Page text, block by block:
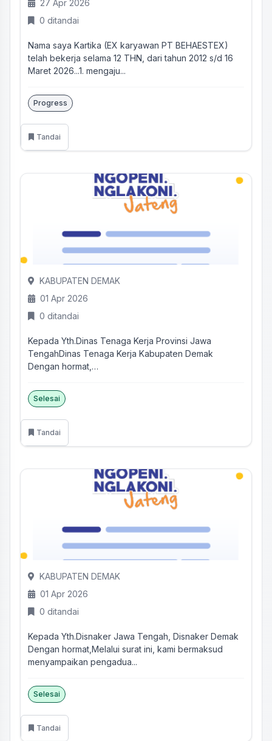
27 Apr 2026
0 ditandai
Nama saya Kartika (EX karyawan PT BEHAESTEX)
telah bekerja selama 12 THN, dari tahun 2012 s/d 16
Maret 2026...1. mengaju...
Progress
Tandai
KABUPATEN DEMAK
01 Apr 2026
0 ditandai
Kepada Yth.Dinas Tenaga Kerja Provinsi Jawa
TengahDinas Tenaga Kerja Kabupaten Demak
Dengan hormat,
Selesai
Tandai
KABUPATEN DEMAK
01 Apr 2026
0 ditandai
Kepada Yth.Disnaker Jawa Tengah, Disnaker Demak
Dengan hormat,Melalui surat ini, kami bermaksud
menyampaikan pengadua...
Selesai
Tandai